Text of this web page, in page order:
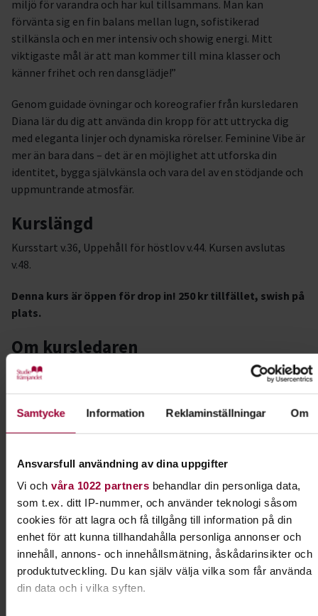
Samtycke Information Reklaminställningar Om
Ansvarsfull användning av dina uppgifter
Vi och våra 1022 partnersbehandlar din personliga data,
som t.ex. ditt IP-nummer, och använder teknologi såsom
cookies för att lagra och få tillgång till information på din
enhet för att kunna tillhandahålla personliga annonser och
innehåll, annons- och innehållsmätning, åskådarinsikter och
produktutveckling. Du kan själv välja vilka som får använda
din data och i vilka syften.
miljö för varandra och har kul tillsammans. Man kan
förvänta sig en fin balans mellan lugn, sofistikerad
stilkänsla och en mer intensiv och showig energi. Mitt
viktigaste mål är att man kommer till mina klasser och
känner frihet och ren dansglädje!”
Genom guidade övningar och koreografier från kursledaren
Diana lär du dig att använda din kropp för att uttrycka dig
med eleganta linjer och dynamiska rörelser. Feminine Vibe är
mer än bara dans – det är en möjlighet att utforska din
identitet, bygga självkänsla och vara del av en stödjande och
uppmuntrande atmosfär.
Kurslängd
Kursstart v.36, Uppehåll för höstlov v.44. Kursen avslutas
v.48.
Denna kurs är öppen för drop in! 250 kr tillfället, swish på
plats.
Om kursledaren
Kursledaren Diana Iedan är en mångsidig dansare från
fem. Under hennes många år som professionell dansare har
Diana delat stora scener runt om i Norden med namn som
och undervisar på dansskolor runt om i Stockholm.
Målgrupp och förkunskaper
Kursen hålls i Öppen Nivå för ungdom/vuxen. Läraren
anpassar klassen så att du kan delta både med och utan
förkunskaper.
Lokal